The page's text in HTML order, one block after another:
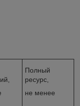
Полный
ресурс,
не менее